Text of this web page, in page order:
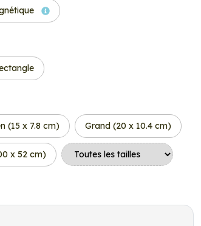
(15 x 7.8 cm) Grand (20 x 10.4 cm)
x 52 cm)